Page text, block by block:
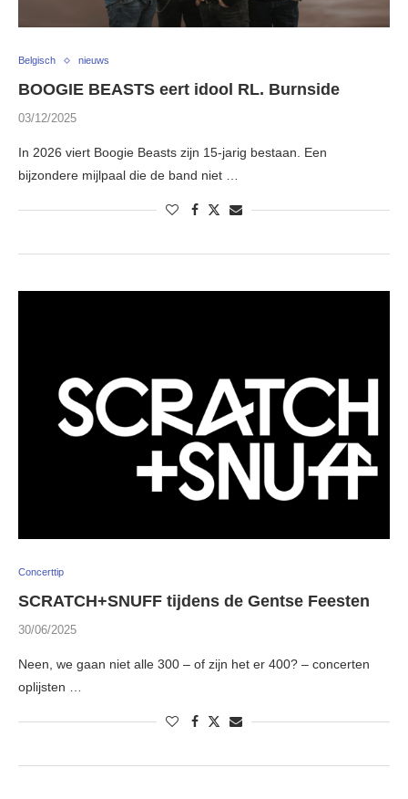
Belgisch nieuws
BOOGIE BEASTS eert idool RL. Burnside
03/12/2025
In 2026 viert Boogie Beasts zijn 15-jarig bestaan. Een
bijzondere mijlpaal die de band niet …
Concerttip
SCRATCH+SNUFF tijdens de Gentse Feesten
30/06/2025
Neen, we gaan niet alle 300 – of zijn het er 400? – concerten
oplijsten …